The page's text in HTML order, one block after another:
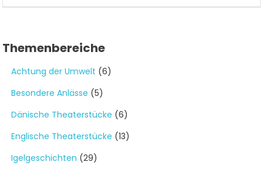
Preis
Preis
Themenbereiche
Achtung der Umwelt (6)
Besondere Anlässe (5)
Dänische Theaterstücke (6)
Englische Theaterstücke (13)
Igelgeschichten (29)